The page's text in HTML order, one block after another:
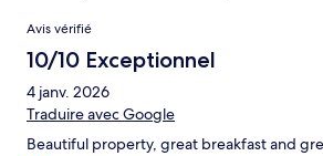
Avis
Avis vérifié
10/10 Exceptionnel
4 janv. 2026
Traduire avec Google
Beautiful property, great breakfast and